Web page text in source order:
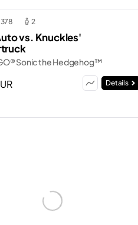
378 2
vs. Knuckles'
Sonic the Hedgehog™
Details